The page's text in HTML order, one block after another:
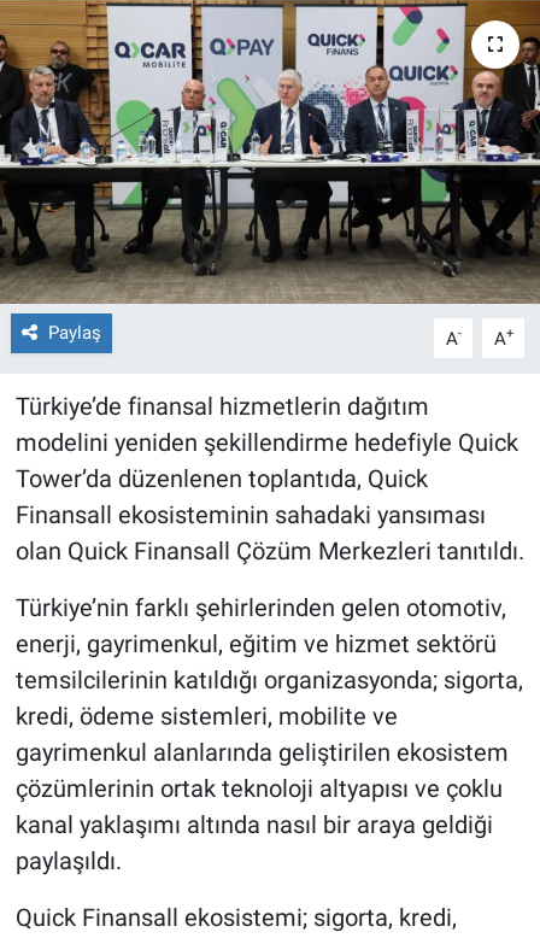
Paylaş A- A+
Türkiye’de finansal hizmetlerin dağıtım
modelini yeniden şekillendirme hedefiyle Quick
Tower’da düzenlenen toplantıda, Quick
Finansall ekosisteminin sahadaki yansıması
olan Quick Finansall Çözüm Merkezleri tanıtıldı.
Türkiye’nin farklı şehirlerinden gelen otomotiv,
enerji, gayrimenkul, eğitim ve hizmet sektörü
temsilcilerinin katıldığı organizasyonda; sigorta,
kredi, ödeme sistemleri, mobilite ve
gayrimenkul alanlarında geliştirilen ekosistem
çözümlerinin ortak teknoloji altyapısı ve çoklu
kanal yaklaşımı altında nasıl bir araya geldiği
paylaşıldı.
Quick Finansall ekosistemi; sigorta, kredi,